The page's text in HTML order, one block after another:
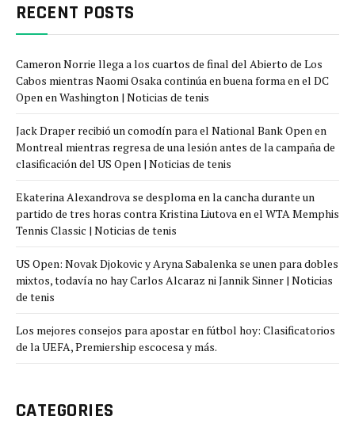
RECENT POSTS
Cameron Norrie llega a los cuartos de final del Abierto de Los
Cabos mientras Naomi Osaka continúa en buena forma en el DC
Open en Washington | Noticias de tenis
Jack Draper recibió un comodín para el National Bank Open en
Montreal mientras regresa de una lesión antes de la campaña de
clasificación del US Open | Noticias de tenis
Ekaterina Alexandrova se desploma en la cancha durante un
partido de tres horas contra Kristina Liutova en el WTA Memphis
Tennis Classic | Noticias de tenis
US Open: Novak Djokovic y Aryna Sabalenka se unen para dobles
mixtos, todavía no hay Carlos Alcaraz ni Jannik Sinner | Noticias
de tenis
Los mejores consejos para apostar en fútbol hoy: Clasificatorios
de la UEFA, Premiership escocesa y más.
CATEGORIES